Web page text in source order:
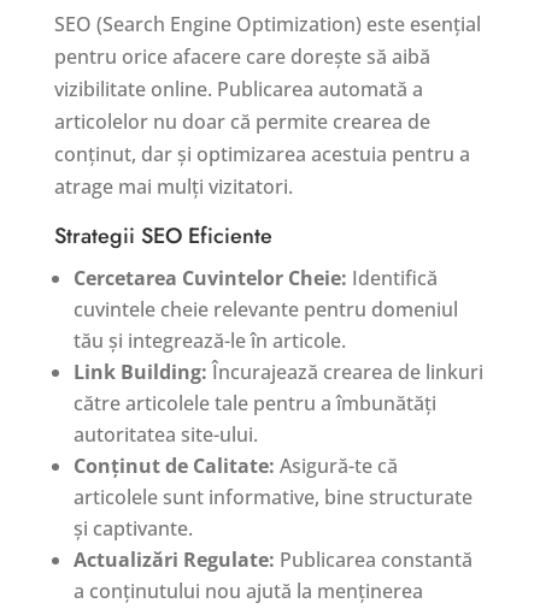
SEO (Search Engine Optimization) este esențial
pentru orice afacere care dorește să aibă
vizibilitate online. Publicarea automată a
articolelor nu doar că permite crearea de
conținut, dar și optimizarea acestuia pentru a
atrage mai mulți vizitatori.
Strategii SEO Eficiente
Cercetarea Cuvintelor Cheie: Identifică
cuvintele cheie relevante pentru domeniul
tău și integrează-le în articole.
Link Building:Încurajează crearea de linkuri
către articolele tale pentru a îmbunătăți
autoritatea site-ului.
Conținut de Calitate: Asigură-te că
articolele sunt informative, bine structurate
și captivante.
Actualizări Regulate: Publicarea constantă
a conținutului nou ajută la menținerea